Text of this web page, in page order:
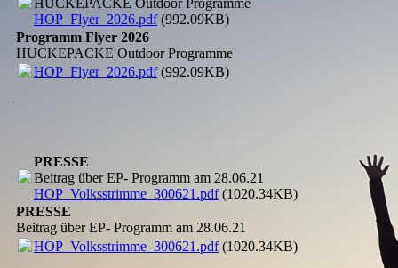
HUCKEPACKE Outdoor Programme
HOP_Flyer_2026.pdf(992.09KB)
Programm Flyer 2026
HUCKEPACKE Outdoor Programme
HOP_Flyer_2026.pdf(992.09KB)
PRESSE
Beitrag über EP- Programm am 28.06.21
HOP_Volksstrimme_300621.pdf(1020.34KB)
PRESSE
Beitrag über EP- Programm am 28.06.21
HOP_Volksstrimme_300621.pdf(1020.34KB)